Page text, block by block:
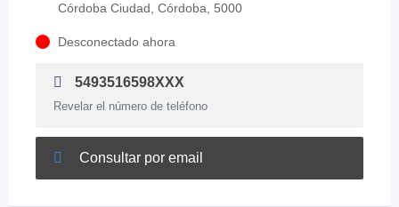
Córdoba Ciudad, Córdoba, 5000
Desconectado ahora
5493516598XXX
Revelar el número de teléfono
Consultar por email